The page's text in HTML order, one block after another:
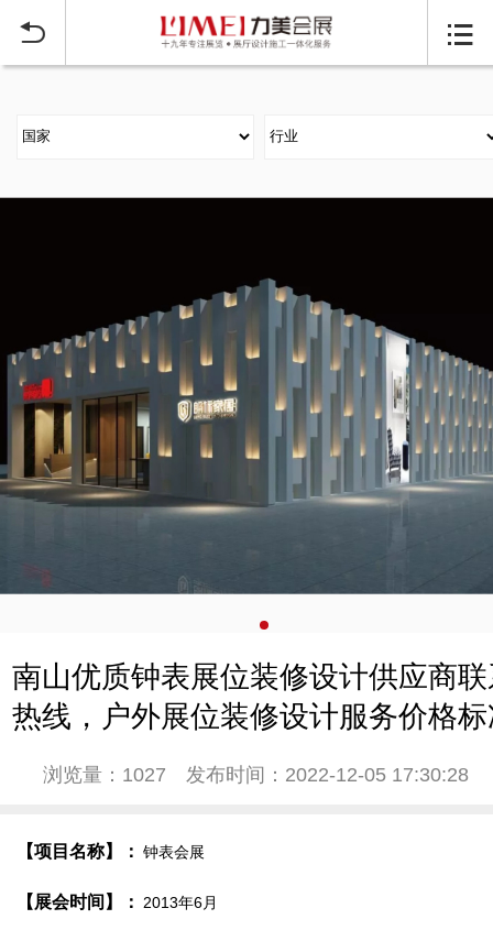
 
南山优质钟表展位装修设计供应商
热线，户外展位装修设计服务价格
浏览量：1027 发布时间：2022-12-05 17:30:28
【项目名称】： 钟表会展
【展会时间】： 2013年6月